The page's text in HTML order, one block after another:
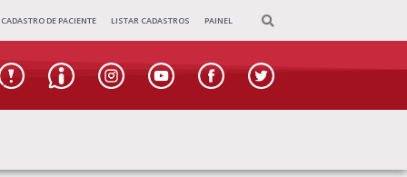
CADASTRO DE PACIENTE LISTAR CADASTROS PAINEL